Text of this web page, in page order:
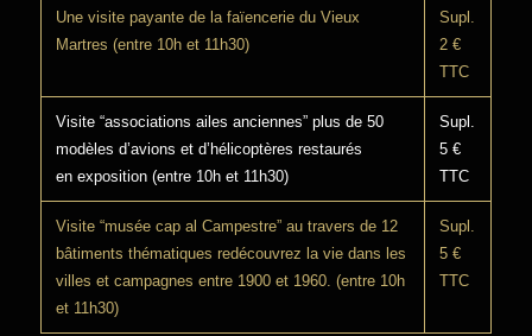
Une visite payante de la faïencerie du Vieux
Martres (entre 10h et 11h30)
Supl.
2 €
TTC
Visite “associations ailes anciennes” plus de 50
modèles d’avions et d’hélicoptères restaurés
en exposition (entre 10h et 11h30)
Supl.
5 €
TTC
Visite “musée cap al Campestre” au travers de 12
bâtiments thématiques redécouvrez la vie dans les
villes et campagnes entre 1900 et 1960. (entre 10h
et 11h30)
Supl.
5 €
TTC